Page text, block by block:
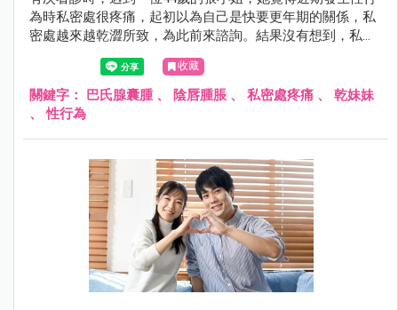
為時私密處很疼痛，起初以為自己是快要更年期的關係，私
密處越來越乾澀所致，為此前來諮詢。結果沒有想到，私密
處的乾澀問題並不是因為快要更年期的關係！究竟還有什麼
原因會導致突然擁有「乾妹妹」？！就讓我們繼續看下去
吧！
收藏
關鍵字： 巴氏腺囊腫、 陰唇腫脹 、 私密處疼痛 、 乾妹妹
、性行為